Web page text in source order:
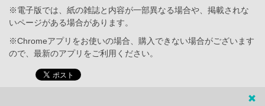
※電子版では、紙の雑誌と内容が一部異なる場合や、掲載されな
いページがある場合があります。
※Chromeアプリをお使いの場合、購入できない場合がございます
ので、最新のアプリをご利用ください。